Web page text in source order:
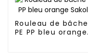
Rouleau de bâche
PE PP bleu orange